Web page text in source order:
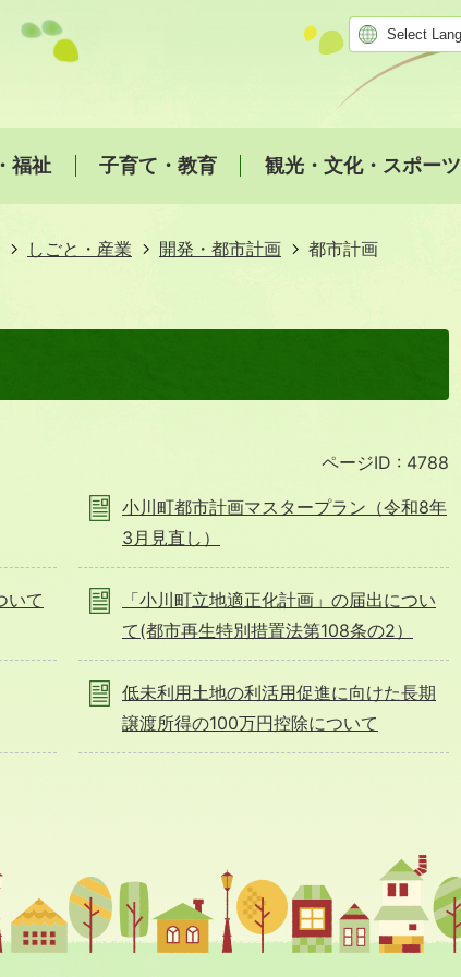
福祉 子育て・教育 観光・文化・スポーツ
しごと・産業 開発・都市計画
都市計画
ページID : 4788
小川町都市計画マスタープラン（令和8年
3月見直し）
いて
「小川町立地適正化計画」の届出につい
て(都市再生特別措置法第108条の2）
低未利用土地の利活用促進に向けた長期
譲渡所得の100万円控除について